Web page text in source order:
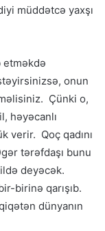
müddətcə yaxşı
etməkdə
onun
Çünki o,
həyəcanlı
verir. Qoç qadını
tərəfdaşı bunu
deyəcək.
birinə qarışıb.
dünyanın